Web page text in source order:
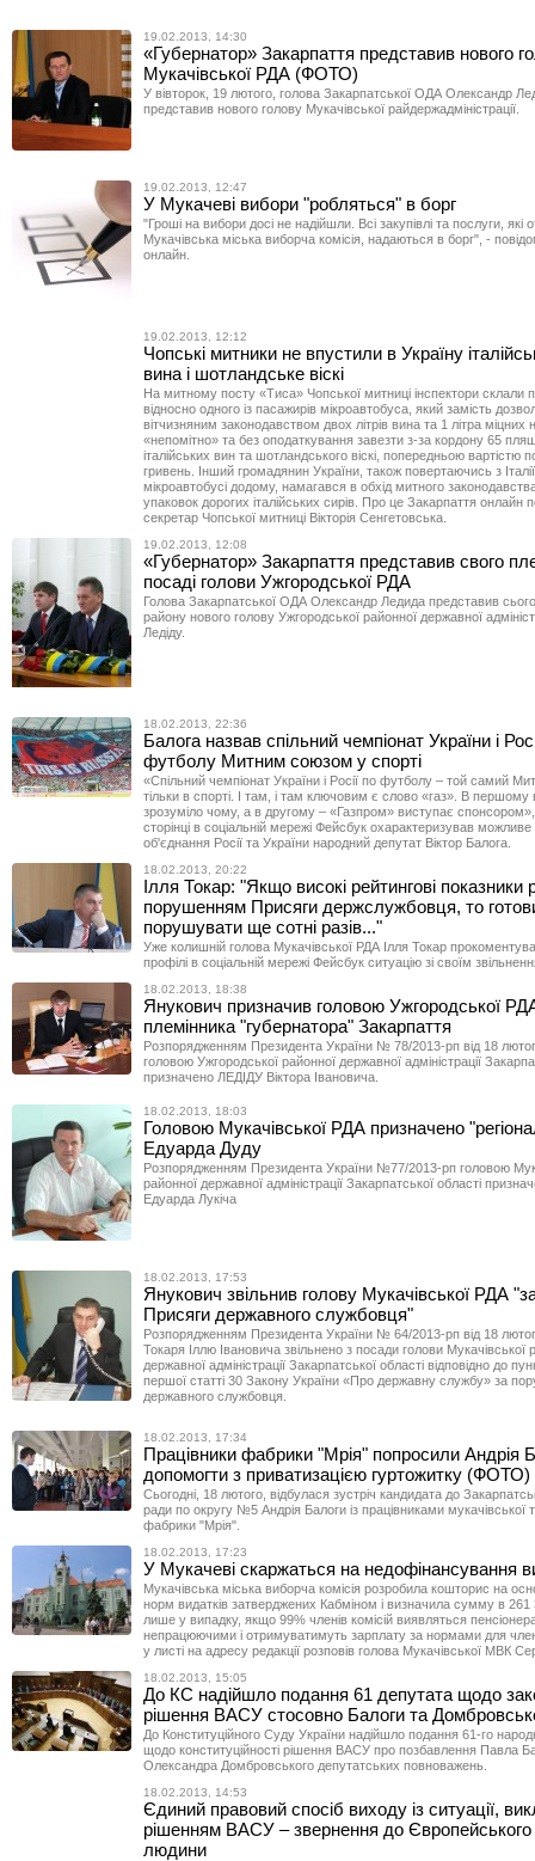
19.02.2013, 14:30
«Губернатор» Закарпаття представив нового
Мукачівської РДА (ФОТО)
У вівторок, 19 лютого, голова Закарпатської ОДА Олександр
представив нового голову Мукачівської райдержадміністрації.
19.02.2013, 12:47
У Мукачеві вибори "робляться" в борг
"Гроші на вибори досі не надійшли. Всі закупівлі та послуги, які
Мукачівська міська виборча комісія, надаються в борг", -
онлайн.
19.02.2013, 12:12
Чопські митники не впустили в Україну
вина і шотландське віскі
На митному посту «Тиса» Чопської митниці інспектори склали
відносно одного із пасажирів мікроавтобуса, який замість
вітчизняним законодавством двох літрів вина та 1 літра міцних
«непомітно» та без оподаткування завезти з-за кордону 65
італійських вин та шотландського віскі, попередньою вартістю
гривень. Інший громадянин України, також повертаючись з
мікроавтобусі додому, намагався в обхід митного
упаковок дорогих італійських сирів. Про це Закарпаття онлайн
секретар Чопської митниці Вікторія Сенгетовська.
19.02.2013, 12:08
«Губернатор» Закарпаття представив свого
посаді голови Ужгородської РДА
Голова Закарпатської ОДА Олександр Ледида представив
району нового голову Ужгородської районної державної
Ледіду.
18.02.2013, 22:36
Балога назвав спільний чемпіонат України і
футболу Митним союзом у спорті
«Спільний чемпіонат України і Росії по футболу – той самий
тільки в спорті. І там, і там ключовим є слово «газ». В першому
зрозуміло чому, а в другому – «Газпром» виступає
сторінці в соціальній мережі Фейсбук охарактеризував
об'єднання Росії та України народний депутат Віктор Балога.
18.02.2013, 20:22
Ілля Токар: "Якщо високі рейтингові показники
порушенням Присяги держслужбовця, то
порушувати ще сотні разів..."
Уже колишній голова Мукачівської РДА Ілля Токар
профілі в соціальній мережі Фейсбук ситуацію зі своїм
18.02.2013, 18:38
Янукович призначив головою Ужгородської
племінника "губернатора" Закарпаття
Розпорядженням Президента України № 78/2013-рп від 18
головою Ужгородської районної державної адміністрації
призначено ЛЕДІДУ Віктора Івановича.
18.02.2013, 18:03
Головою Мукачівської РДА призначено
Едуарда Дуду
Розпорядженням Президента України №77/2013-рп головою
районної державної адміністрації Закарпатської області
Едуарда Лукіча
18.02.2013, 17:53
Янукович звільнив голову Мукачівської РДА
Присяги державного службовця"
Розпорядженням Президента України № 64/2013-рп від 18
Токаря Іллю Івановича звільнено з посади голови Мукачівської
державної адміністрації Закарпатської області відповідно до
першої статті 30 Закону України «Про державну службу» за
державного службовця.
18.02.2013, 17:34
Працівники фабрики "Мрія" попросили Андрія
допомогти з приватизацією гуртожитку (ФОТО)
Сьогодні, 18 лютого, відбулася зустріч кандидата до
ради по округу №5 Андрія Балоги із працівниками мукачівської
фабрики "Мрія".
18.02.2013, 17:23
У Мукачеві скаржаться на недофінансування
Мукачівська міська виборча комісія розробила кошторис на
норм видатків затверджених Кабміном і визначила сумму в 261
лише у випадку, якщо 99% членів комісій виявляться
непрацюючими і отримуватимуть зарплату за нормами для
у листі на адресу редакції розповів голова Мукачівської МВК
18.02.2013, 15:05
До КС надійшло подання 61 депутата щодо
рішення ВАСУ стосовно Балоги та
До Конституційного Суду України надійшло подання 61-го
щодо конституційності рішення ВАСУ про позбавлення Павла
Олександра Домбровського депутатських повноважень.
18.02.2013, 14:53
Єдиний правовий спосіб виходу із ситуації,
рішенням ВАСУ – звернення до Європейського
людини